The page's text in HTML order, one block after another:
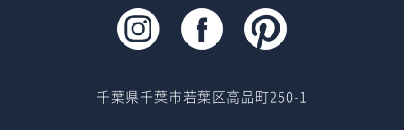
千葉県千葉市若葉区高品町250-1